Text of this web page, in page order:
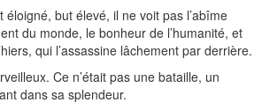
but élevé, il ne voit pas l’abîme
du monde, le bonheur de l’humanité, et
qui l’assassine lâchement par derrière.
Ce n’était pas une bataille, un
dans sa splendeur.